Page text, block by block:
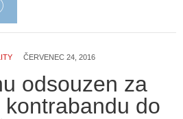
ČERVENEC 24, 2016
odsouzen za
do